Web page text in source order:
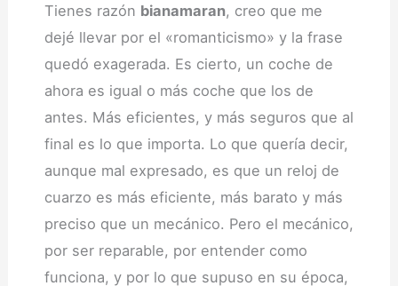
Tienes razón bianamaran, creo que me
dejé llevar por el «romanticismo» y la frase
quedó exagerada. Es cierto, un coche de
ahora es igual o más coche que los de
antes. Más eficientes, y más seguros que al
final es lo que importa. Lo que quería decir,
aunque mal expresado, es que un reloj de
cuarzo es más eficiente, más barato y más
preciso que un mecánico. Pero el mecánico,
por ser reparable, por entender como
funciona, y por lo que supuso en su época,